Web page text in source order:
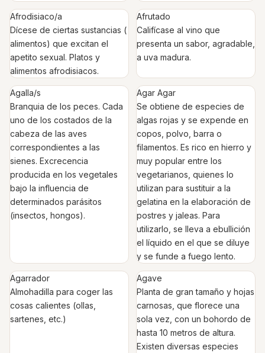
Afrodisiaco/a
Dícese de ciertas sustancias (
alimentos) que excitan el
apetito sexual. Platos y
alimentos afrodisiacos.
Afrutado
Califícase al vino que
presenta un sabor, agradable,
a uva madura.
Agalla/s
Branquia de los peces. Cada
uno de los costados de la
cabeza de las aves
correspondientes a las
sienes. Excrecencia
producida en los vegetales
bajo la influencia de
determinados parásitos
(insectos, hongos).
Agar Agar
Se obtiene de especies de
algas rojas y se expende en
copos, polvo, barra o
filamentos. Es rico en hierro y
muy popular entre los
vegetarianos, quienes lo
utilizan para sustituir a la
gelatina en la elaboración de
postres y jaleas. Para
utilizarlo, se lleva a ebullición
el líquido en el que se diluye
y se funde a fuego lento.
Agarrador
Almohadilla para coger las
cosas calientes (ollas,
sartenes, etc.)
Agave
Planta de gran tamaño y hojas
carnosas, que florece una
sola vez, con un bohordo de
hasta 10 metros de altura.
Existen diversas especies